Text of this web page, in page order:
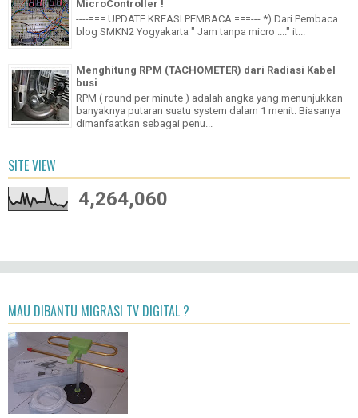
MicroController !
----=== UPDATE KREASI PEMBACA ===--- *) Dari Pembaca
blog SMKN2 Yogyakarta " Jam tanpa micro ...." it...
Menghitung RPM (TACHOMETER) dari Radiasi Kabel
busi
RPM ( round per minute ) adalah angka yang menunjukkan
banyaknya putaran suatu system dalam 1 menit. Biasanya
dimanfaatkan sebagai penu...
SITE VIEW
4,264,060
MAU DIBANTU MIGRASI TV DIGITAL ?